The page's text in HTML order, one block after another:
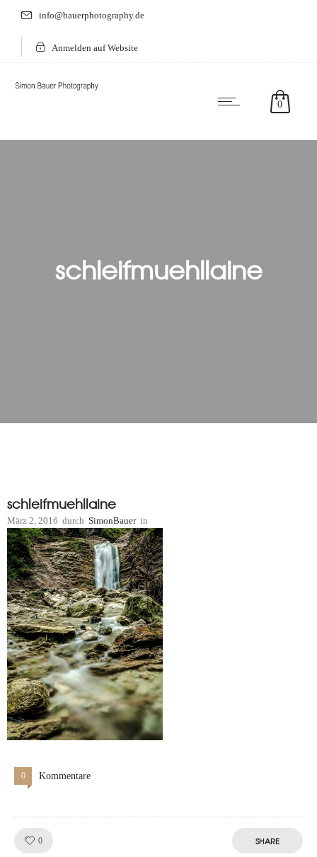
info@bauerphotography.de
Anmelden auf Website
0
schleifmuehllaine
schleifmuehllaine
März 2, 2016 durch SimonBauer in
0 Kommentare
0 SHARE